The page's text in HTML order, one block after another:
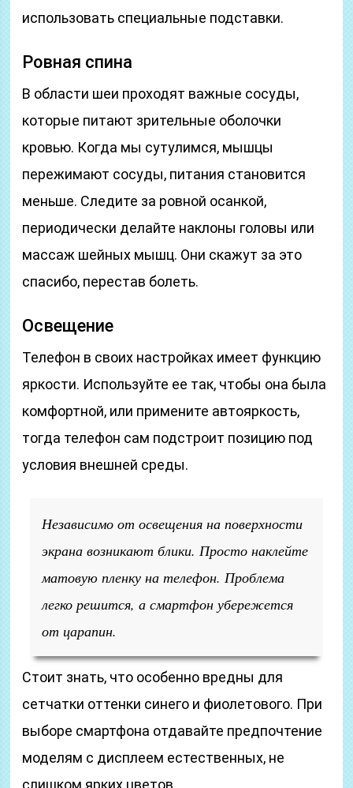
использовать специальные подставки.
Ровная спина
В области шеи проходят важные сосуды,
которые питают зрительные оболочки
кровью. Когда мы сутулимся, мышцы
пережимают сосуды, питания становится
меньше. Следите за ровной осанкой,
периодически делайте наклоны головы или
массаж шейных мышц. Они скажут за это
спасибо, перестав болеть.
Освещение
Телефон в своих настройках имеет функцию
яркости. Используйте ее так, чтобы она была
комфортной, или примените автояркость,
тогда телефон сам подстроит позицию под
условия внешней среды.
Независимо от освещения на поверхности
экрана возникают блики. Просто наклейте
матовую пленку на телефон. Проблема
легко решится, а смартфон убережется
от царапин.
Стоит знать, что особенно вредны для
сетчатки оттенки синего и фиолетового. При
выборе смартфона отдавайте предпочтение
моделям с дисплеем естественных, не
слишком ярких цветов.